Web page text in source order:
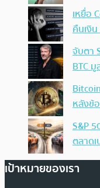
เหยื่อ
คืนเงิ
จับตา
BTC
หลังข้
S&P
ตลาด
เป้าหมายของเรา